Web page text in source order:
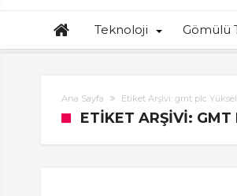
Teknoloji Gömülü
Ana Sayfa Etiket Arşivi: gmt plc
ETIKET ARŞIVI: GMT